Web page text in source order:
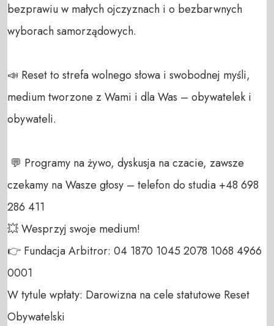
bezprawiu w małych ojczyznach i o bezbarwnych
wyborach samorządowych.
📣 Reset to strefa wolnego słowa i swobodnej myśli,
medium tworzone z Wami i dla Was – obywatelek i
obywateli.
czekamy na Wasze głosy – telefon do studia +48 698
286 411
💥 Wesprzyj swoje medium!
👉 Fundacja Arbitror: 04 1870 1045 2078 1068 4966
0001
W tytule wpłaty: Darowizna na cele statutowe Reset
Obywatelski